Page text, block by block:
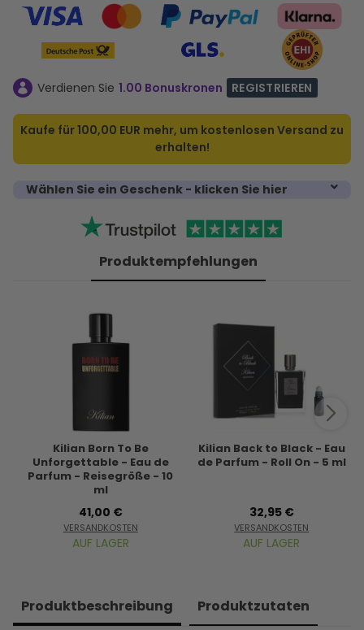
Verdienen Sie 1.00 Bonuskronen REGISTRIEREN
Kaufe für100,00 EUR mehr, um kostenlosen Versand zu
erhalten!
Wählen Sie ein Geschenk - klicken Sie hier
Produktempfehlungen
Kilian Born To Be
Unforgettable - Eau de
Parfum - Reisegröße - 10
ml
41,00 €
VERSANDKOSTEN
AUF LAGER
Kilian Back to Black - Eau
de Parfum - Roll On - 5 ml
32,95 €
VERSANDKOSTEN
AUF LAGER
Produkt­beschreibung Produkt­zutaten